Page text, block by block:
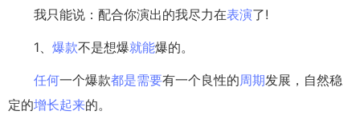
我只能说：配合你演出的我尽力在表演了!
1、 爆款不是想爆就能爆的。
任何一个爆款都是需要有一个良性的周期发展，自然稳
定的增长起来的。